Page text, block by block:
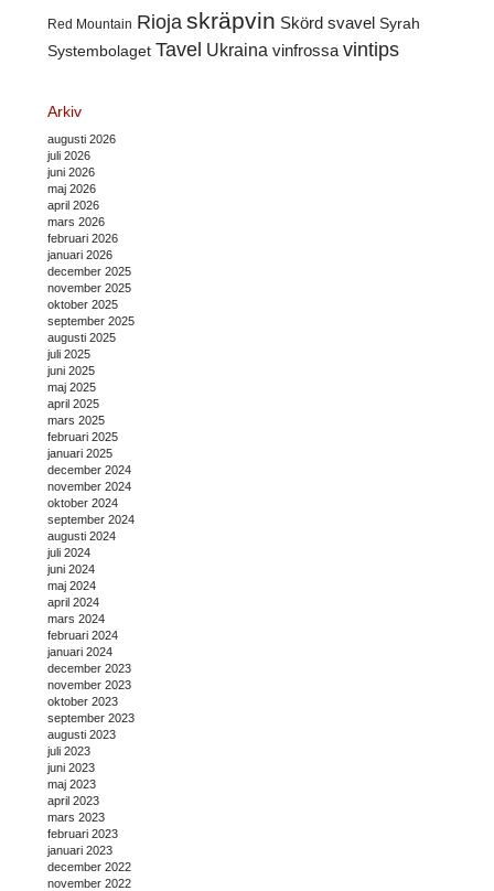
Red Mountain Rioja skräpvin Skörd svavel Syrah
Systembolaget Tavel Ukraina vinfrossa vintips
Arkiv
augusti 2026
juli 2026
juni 2026
maj 2026
april 2026
mars 2026
februari 2026
januari 2026
december 2025
november 2025
oktober 2025
september 2025
augusti 2025
juli 2025
juni 2025
maj 2025
april 2025
mars 2025
februari 2025
januari 2025
december 2024
november 2024
oktober 2024
september 2024
augusti 2024
juli 2024
juni 2024
maj 2024
april 2024
mars 2024
februari 2024
januari 2024
december 2023
november 2023
oktober 2023
september 2023
augusti 2023
juli 2023
juni 2023
maj 2023
april 2023
mars 2023
februari 2023
januari 2023
december 2022
november 2022